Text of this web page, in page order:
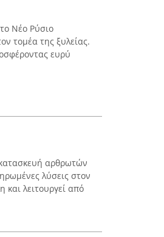
Νέο Ρύσιο
τομέα της ξυλείας.
ευρύ
αρθρωτών
λύσεις στον
και λειτουργεί από